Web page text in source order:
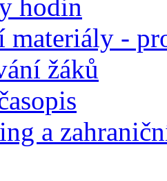
hodin
materiály -
žáků
a